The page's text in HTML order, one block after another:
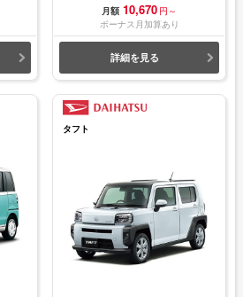
月額 10,670 円～
ボーナス月加算あり
詳細を見る
タフト